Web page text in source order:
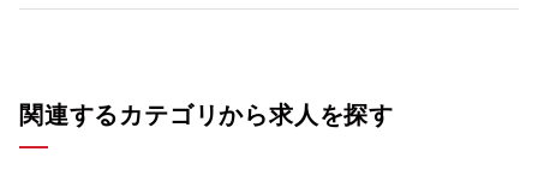
関連するカテゴリから求人を探す